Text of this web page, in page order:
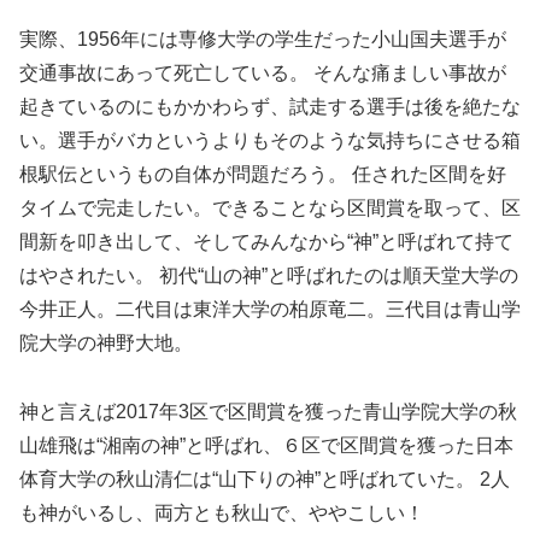
実際、1956年には専修大学の学生だった小山国夫選手が
交通事故にあって死亡している。 そんな痛ましい事故が
起きているのにもかかわらず、試走する選手は後を絶たな
い。選手がバカというよりもそのような気持ちにさせる箱
根駅伝というもの自体が問題だろう。 任された区間を好
タイムで完走したい。できることなら区間賞を取って、区
間新を叩き出して、そしてみんなから“神”と呼ばれて持て
はやされたい。 初代“山の神”と呼ばれたのは順天堂大学の
今井正人。二代目は東洋大学の柏原竜二。三代目は青山学
院大学の神野大地。
神と言えば2017年3区で区間賞を獲った青山学院大学の秋
山雄飛は“湘南の神”と呼ばれ、６区で区間賞を獲った日本
体育大学の秋山清仁は“山下りの神”と呼ばれていた。 2人
も神がいるし、両方とも秋山で、ややこしい！